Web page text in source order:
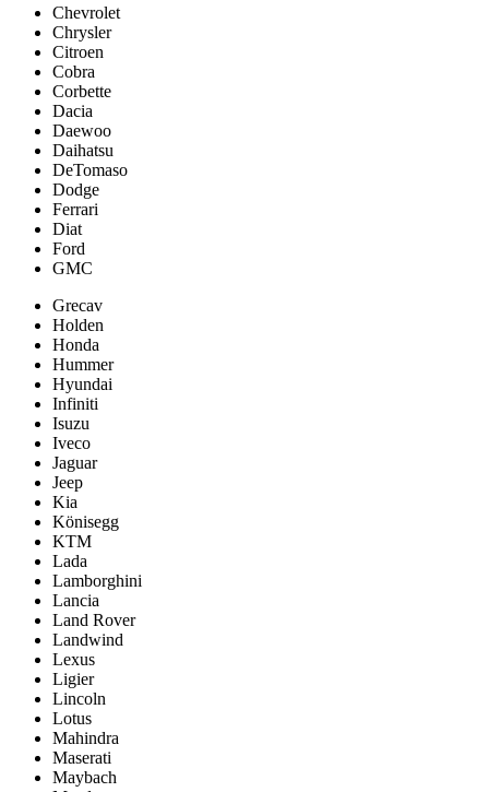
Chevrolet
Chrysler
Citroen
Cobra
Corbette
Dacia
Daewoo
Daihatsu
DeTomaso
Dodge
Ferrari
Diat
Ford
GMC
Grecav
Holden
Honda
Hummer
Hyundai
Infiniti
Isuzu
Iveco
Jaguar
Jeep
Kia
Könisegg
KTM
Lada
Lamborghini
Lancia
Land Rover
Landwind
Lexus
Ligier
Lincoln
Lotus
Mahindra
Maserati
Maybach